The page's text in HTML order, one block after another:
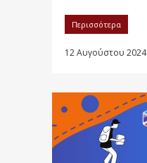
Περισσότερα
12 Αυγούστου 2024